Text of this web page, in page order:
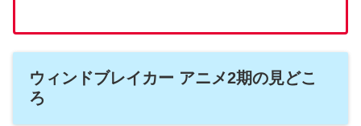
ウィンドブレイカー アニメ2期の見どこ
ろ